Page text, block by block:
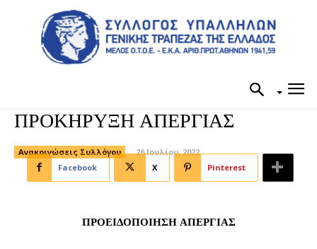
ΠΡΟΚΗΡΥΞΗ ΑΠΕΡΓΙΑΣ
Ανακοινώσεις Συλλόγου
26 Ιουλίου, 2022
Facebook
X Pinterest
ΠΡΟΕΙΔΟΠΟΙΗΣΗ ΑΠΕΡΓΙΑΣ